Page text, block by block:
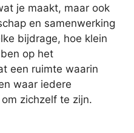
je maakt, maar ook
en samenwerking
bijdrage, hoe klein
op het
een ruimte waarin
waar iedere
zichzelf te zijn.